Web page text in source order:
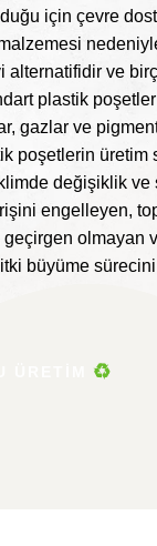
için çevre
alternatifidir ve
plastik
gazlar ve
poşetlerin
değişiklik
engelleyen,
geçirgen olmayan
büyüme
ÜRETIM